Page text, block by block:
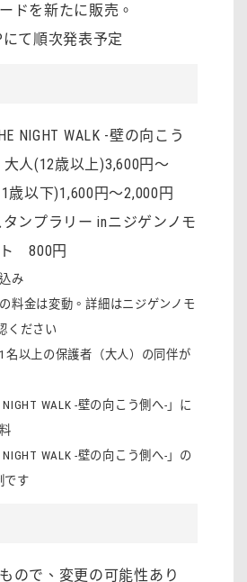
ドを新たに販売。
て順次発表予定
NIGHT WALK -壁の向こう
人(12歳以上)3,600円～
歳以下)1,600円～2,000円
タンプラリー inニジゲンノモ
ト 800円
み
料金は変動。詳細はニジゲンノモ
ください
名以上の保護者（大人）の同伴が
WALK -壁の向こう側へ-」に
WALK -壁の向こう側へ-」の
です
ので、変更の可能性あり